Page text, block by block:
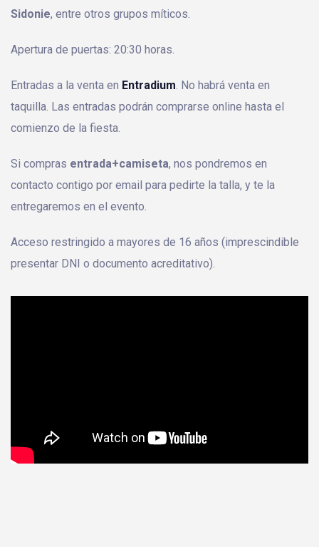
Sidonie, entre otros grupos míticos.
Apertura de puertas: 20:30 horas.
Entradas a la venta en Entradium. No habrá venta en
taquilla. Las entradas podrán comprarse online hasta el
comienzo de la fiesta.
Si compras entrada+camiseta, nos pondremos en
contacto contigo por email para pedirte la talla, y te la
entregaremos en el evento.
Acceso restringido a mayores de 16 años (imprescindible
presentar DNI o documento acreditativo).